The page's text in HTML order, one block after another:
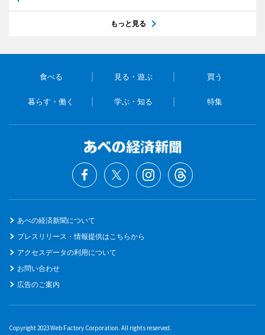
もっと見る
食べる 見る・遊ぶ 買う
暮らす・働く 学ぶ・知る 特集
あべの経済新聞について
プレスリリース・情報提供はこちらから
アクセスデータの利用について
お問い合わせ
広告のご案内
Copyright 2023 Web Factory Corporation. All rights reserved.